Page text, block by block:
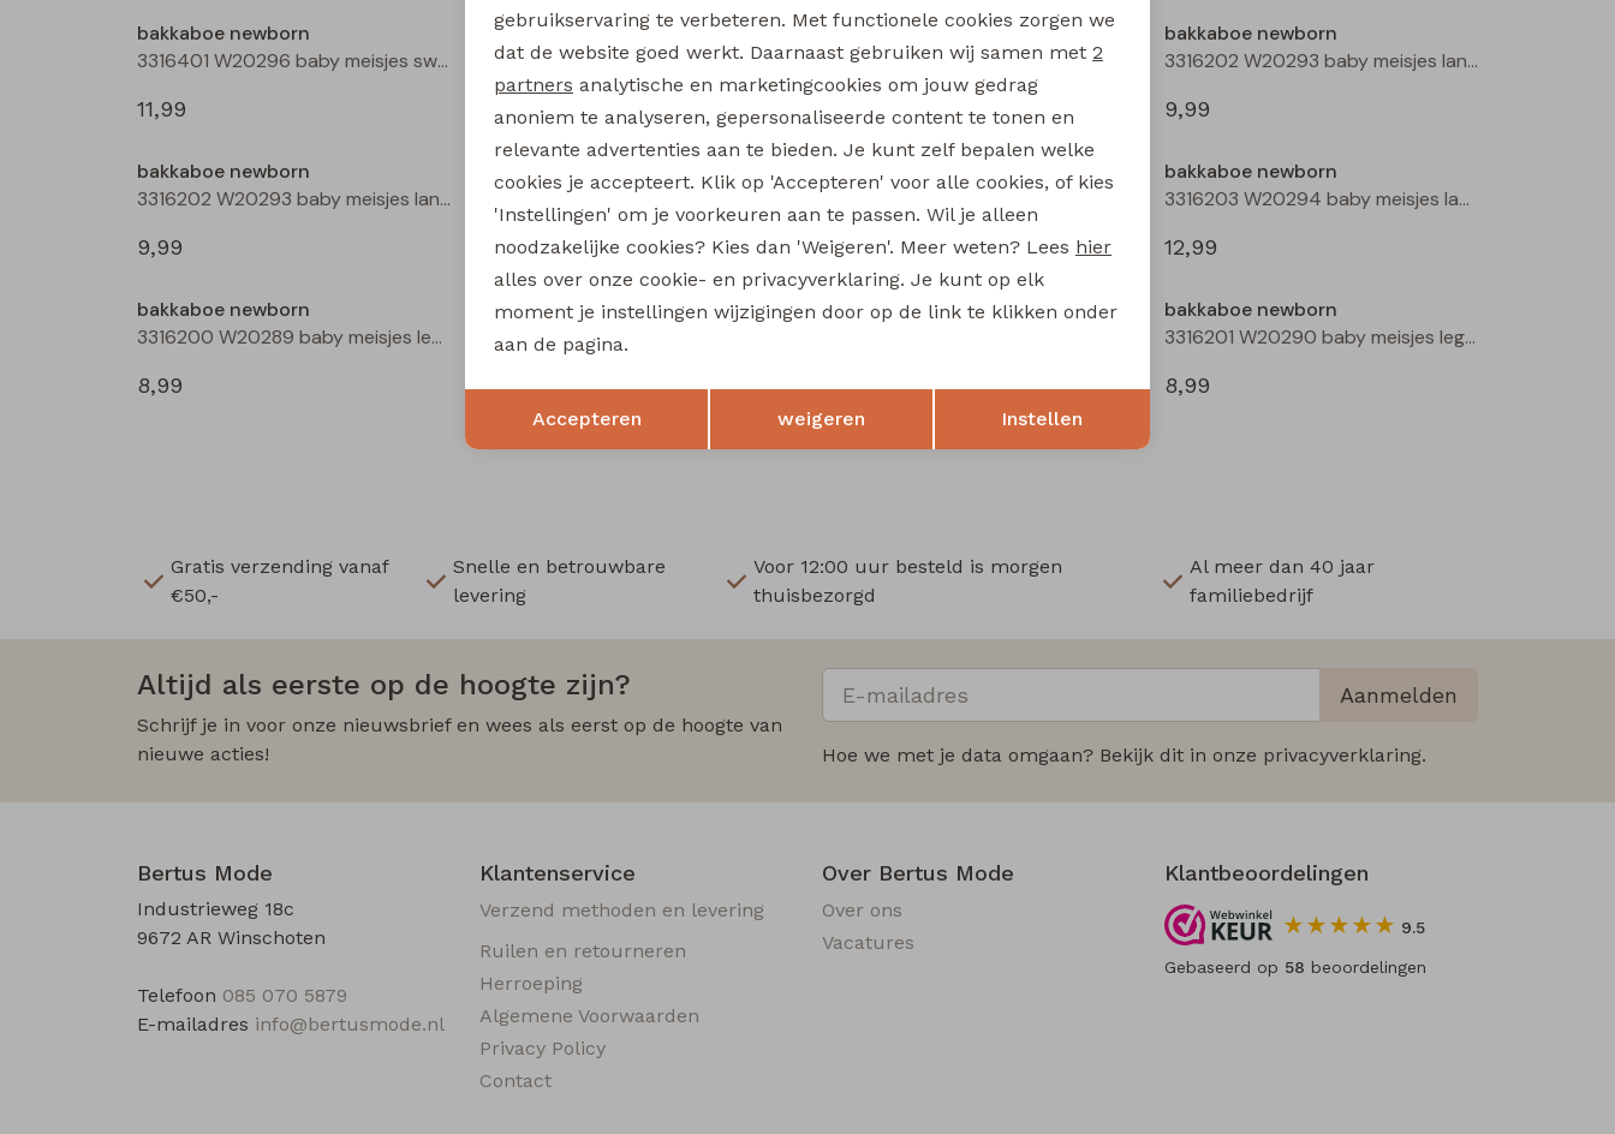
bakkaboe newborn
3316401 W20296 baby meisjes sweatshirt Rose
11,99
bakkaboe newborn
3316401 W20296 baby meisjes sweatshirt Paars donker
11,99
bakkaboe newborn
9,99
bakkaboe newborn
3316202 W20293 baby meisjes lange broek Mauve
9,99
bakkaboe newborn
3316202 W20293 baby meisjes lange broek Aubergine
9,99
bakkaboe newborn
12,99
bakkaboe newborn
12,99
bakkaboe newborn
3316203 W20294 baby meisjes lange broek Taupe
12,99
bakkaboe newborn
3316200 W20289 baby meisjes legging Ecru
8,99
bakkaboe newborn
8,99
bakkaboe newborn
8,99
bakkaboe newborn
3316201 W20290 baby meisjes legging Peach
8,99
Gratis verzending vanaf
€50,-
Snelle en betrouwbare
levering
Voor 12:00 uur besteld is morgen
thuisbezorgd
Al meer dan 40 jaar
familiebedrijf
Altijd als eerste op de hoogte zijn?
Schrijf je in voor onze nieuwsbrief en wees als eerst op de hoogte van
nieuwe acties!
Aanmelden
Hoe we met je data omgaan? Bekijk dit in onze privacyverklaring.
Bertus Mode
Industrieweg 18c
9672 AR Winschoten
Telefoon 085 070 5879
E-mailadres info@bertusmode.nl
Klantenservice
Verzend methoden en levering
Ruilen en retourneren
Herroeping
Algemene Voorwaarden
Privacy Policy
Contact
Over Bertus Mode
Over ons
Vacatures
Klantbeoordelingen
9.5
Gebaseerd op 58 beoordelingen
Analytische cookies Marketing cookies
Terug Opslaan
gebruikservaring te verbeteren. Met functionele cookies zorgen we
dat de website goed werkt. Daarnaast gebruiken wij samen met 2
partners analytische en marketingcookies om jouw gedrag
anoniem te analyseren, gepersonaliseerde content te tonen en
relevante advertenties aan te bieden. Je kunt zelf bepalen welke
cookies je accepteert. Klik op 'Accepteren' voor alle cookies, of kies
'Instellingen' om je voorkeuren aan te passen. Wil je alleen
noodzakelijke cookies? Kies dan 'Weigeren'. Meer weten? Lees hier
alles over onze cookie- en privacyverklaring. Je kunt op elk
moment je instellingen wijzigingen door op de link te klikken onder
aan de pagina.
Accepteren weigeren Instellen